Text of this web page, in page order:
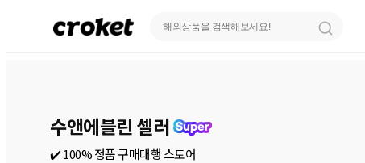
수앤에블린 셀러
✔️ 100% 정품 구매대행 스토어